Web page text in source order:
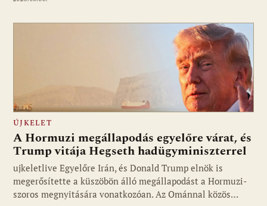
Fotó: ujkelet.live
ÚJKELET
A Hormuzi megállapodás egyelőre várat, és
Trump vitája Hegseth hadügyminiszterrel
ujkeletlive Egyelőre Irán, és Donald Trump elnök is
megerősítette a küszöbön álló megállapodást a Hormuzi-
szoros megnyitására vonatkozóan. Az Ománnal közös…